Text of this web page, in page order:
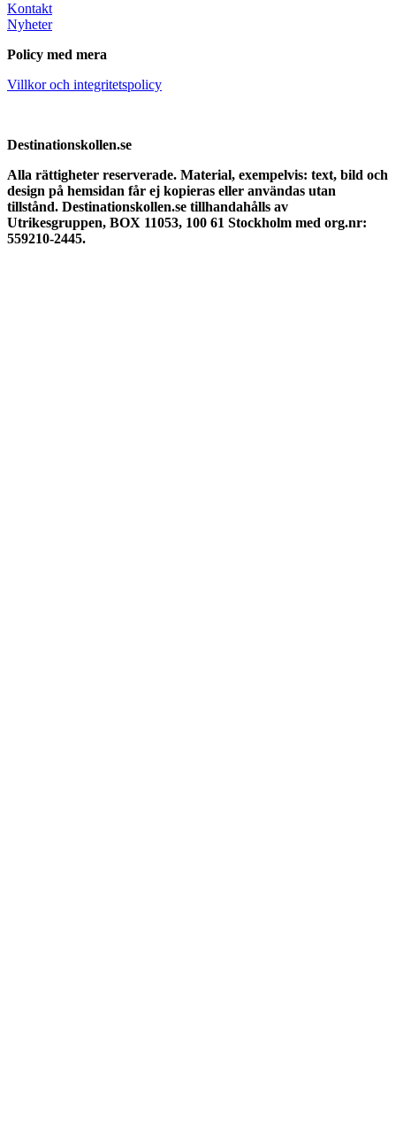
Kontakt
Nyheter
Policy med mera
Villkor och integritetspolicy
Destinationskollen.se
Alla rättigheter reserverade. Material, exempelvis: text, bild och
design på hemsidan får ej kopieras eller användas utan
tillstånd. Destinationskollen.se tillhandahålls av
Utrikesgruppen, BOX 11053, 100 61 Stockholm med org.nr:
559210-2445.